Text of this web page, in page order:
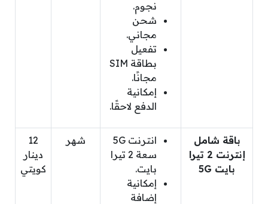
نجوم.
شحن
مجاني.
تفعيل
بطاقة SIM
مجانًا.
إمكانية
الدفع لاحقًا.
باقة شامل
إنترنت 2 تيرا
بايت 5G
انترنت 5G
سعة 2 تيرا
بايت.
إمكانية
إضافة
شهر
12
دينار
كويتي